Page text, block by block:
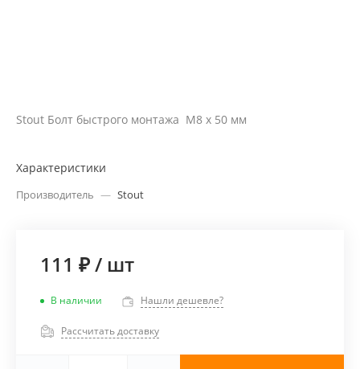
Stout Болт быстрого монтажа М8 х 50 мм
Характеристики
Производитель — Stout
111 ₽/ шт
В наличии Нашли дешевле?
Рассчитать доставку